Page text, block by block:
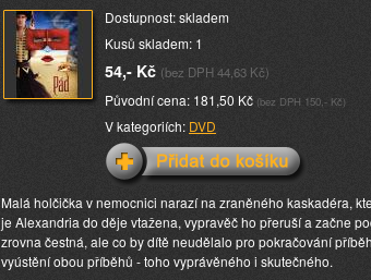
Dostupnost: skladem
Kusů skladem: 1
54,- Kč (bez DPH 44,63 Kč)
Původní cena: 181,50 Kč (bez DPH 150,- Kč)
V kategoriích: DVD
Malá holčička v nemocnici narazí na zraněného kaskadéra,
je Alexandria do děje vtažena, vypravěč ho přeruší a začne
zrovna čestná, ale co by dítě neudělalo pro pokračování
vyústění obou příběhů - toho vyprávěného i skutečného.